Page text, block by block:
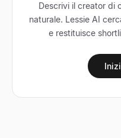
Descrivi il creator di
naturale. Lessie AI
e restituisce